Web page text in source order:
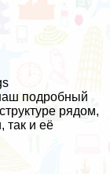
подробный
рядом,
так и её